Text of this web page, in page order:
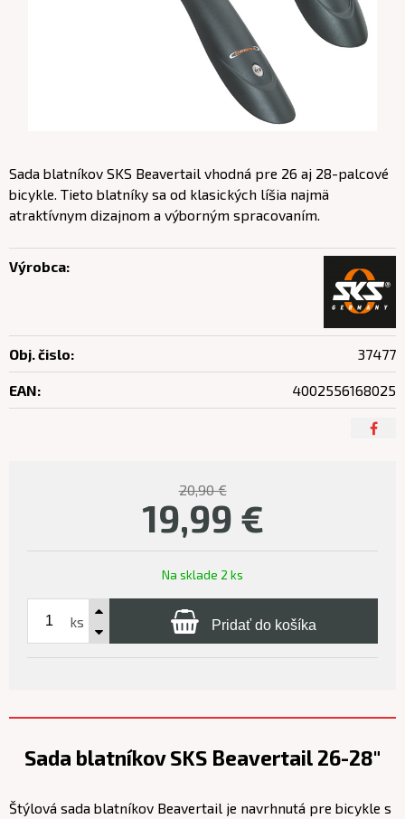
20,90 €
19,99 €
Na sklade 2 ks
ks Pridať do košíka
Sada blatníkov SKS Beavertail vhodná pre 26 aj 28-palcové
bicykle. Tieto blatníky sa od klasických líšia najmä
atraktívnym dizajnom a výborným spracovaním.
Výrobca:
Obj. čislo: 37477
EAN: 4002556168025
Sada blatníkov SKS Beavertail 26-28"
Štýlová sada blatníkov Beavertail je navrhnutá pre bicykle s